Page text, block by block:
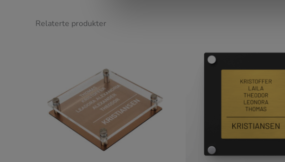
Relaterte produkter